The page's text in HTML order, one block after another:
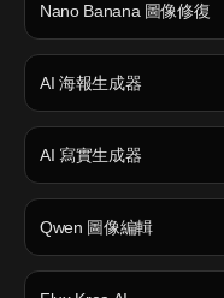
Nano Banana 圖像修復
AI 海報生成器
AI 寫實生成器
Qwen 圖像編輯